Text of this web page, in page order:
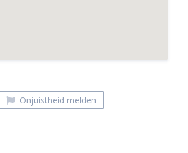
Onjuistheid melden